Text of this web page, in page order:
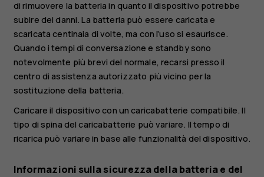
di rimuovere la batteria in quanto il dispositivo potrebbe
subire dei danni. La batteria può essere caricata e
scaricata centinaia di volte, ma con l’uso si esaurisce.
Quando i tempi di conversazione e standby sono
notevolmente più brevi del normale, recarsi presso il
centro di assistenza autorizzato più vicino per la
sostituzione della batteria.
Caricare il dispositivo con un caricabatterie compatibile. Il
tipo di spina del caricabatterie può variare. Il tempo di
ricarica può variare in base alle funzionalità del dispositivo.
Informazioni sulla sicurezza della batteria e del